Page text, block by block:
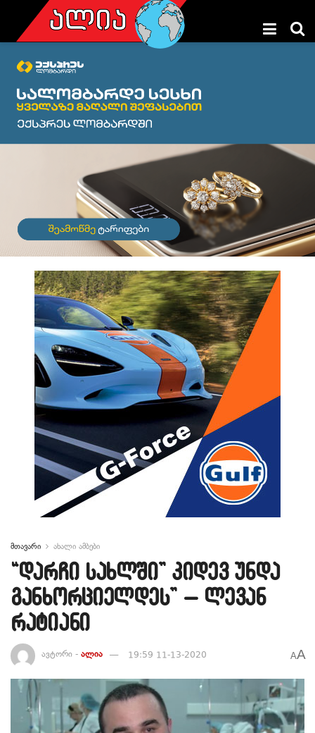
მთავარი ახალი ამბები
“დარჩი სახლში” კიდევ უნდა
განხორციელდეს” – ლევან
რატიანი
ავტორი - ალია 19:59 11-13-2020 AA